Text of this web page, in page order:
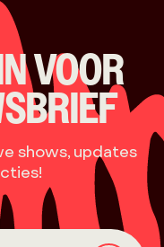
VOOR
shows, updates